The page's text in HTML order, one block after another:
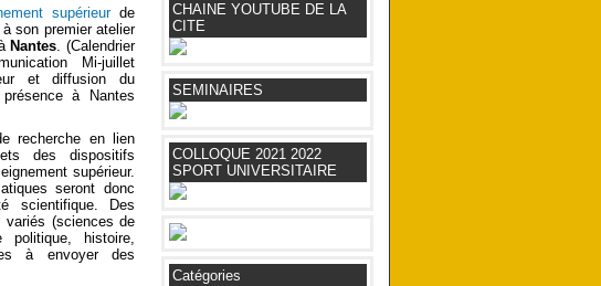
supérieur de
son premier atelier
Nantes. (Calendrier
Mi-juillet
et diffusion du
à Nantes
recherche en lien
des dispositifs
supérieur.
seront donc
scientifique. Des
variés (sciences de
politique, histoire,
à envoyer des
CHAINE YOUTUBE DE LA
CITE
SEMINAIRES
COLLOQUE 2021 2022
SPORT UNIVERSITAIRE
Catégories